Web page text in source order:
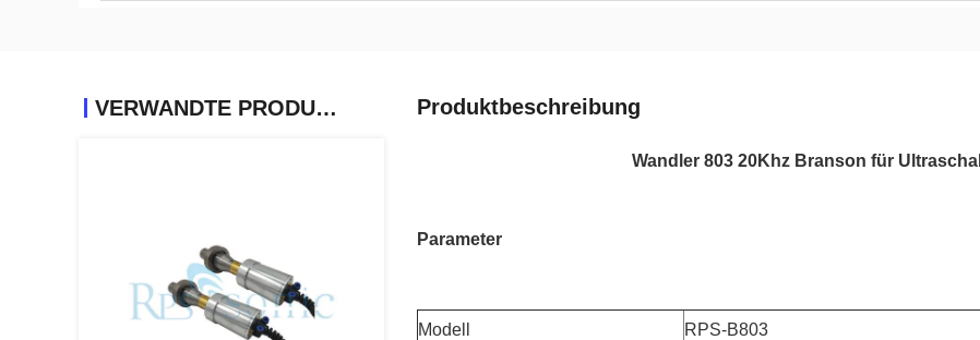
VERWANDTE PRODUKTE Produktbeschreibung
Wandler 803 20Khz Branson für
Parameter
Modell RPS-B803